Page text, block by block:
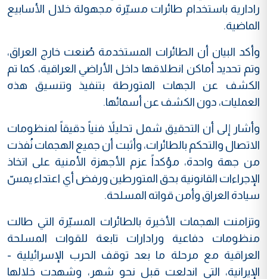
رادارية باستخدام طائرات مسيّرة مجهولة خلال الأسابيع
الماضية.
وأكد البيان أن الطائرات المستخدمة صُنعت خارج العراق،
وتم تحديد أماكن انطلاقها داخل الأراضي العراقية، كما تم
الكشف عن الجهات المتورطة بتنفيذ وتنسيق هذه
العمليات، دون الكشف عن أسمائها.
وأشار إلى أن التحقيق شمل تحليلاً فنياً دقيقاً لمنظومات
الاتصال والتحكم بالطائرات، وأثبت أن جميع الهجمات نُفذت
من جهة واحدة، مؤكداً عزم الأجهزة الأمنية على اتخاذ
الإجراءات القانونية بحق المتورطين ورفض أي اعتداء يمسّ
سيادة العراق وأمن قواته المسلحة.
وتزامنت الهجمات الأخيرة بالطائرات المسيّرة التي طالت
منظومات دفاعية ورادارات تابعة للقوات المسلحة
العراقية مع مرحلة ما بعد توقف الحرب الإسرائيلية -
الإيرانية، التي اندلعت قبل نحو شهر، وشهدت خلالها